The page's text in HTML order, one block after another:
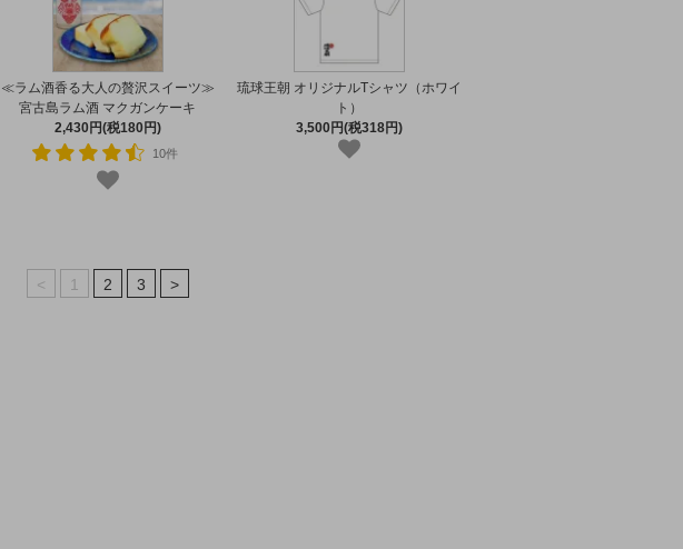
≪ラム酒香る大人の贅沢スイーツ≫
宮古島ラム酒 マクガンケーキ
2,430円(税180円)
10件
琉球王朝 オリジナルTシャツ（ホワイ
ト）
3,500円(税318円)
< 1 2 3 >